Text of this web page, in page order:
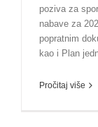
poziva za
nabave za
popratnim
kao i Plan
Pročitaj više